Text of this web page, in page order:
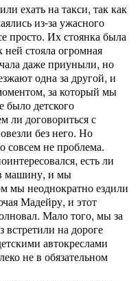
ехать на такси, так как
из-за ужасного
просто. Их стоянка была
ней стояла огромная
даже приуныли, но
одна за другой, и
за который мы
было детского
ли договориться с
без него. Но
совсем не проблема.
есть ли
в машину, и мы
мы неоднократно ездили
Мадейру, и этот
Мало того, мы за
на дороге
автокреслами
не в обязательном